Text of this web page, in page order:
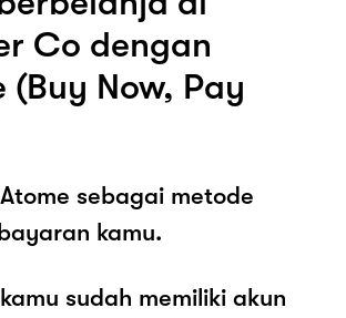
Co dengan
(Buy Now, Pay
sebagai metode
kamu.
sudah memiliki akun